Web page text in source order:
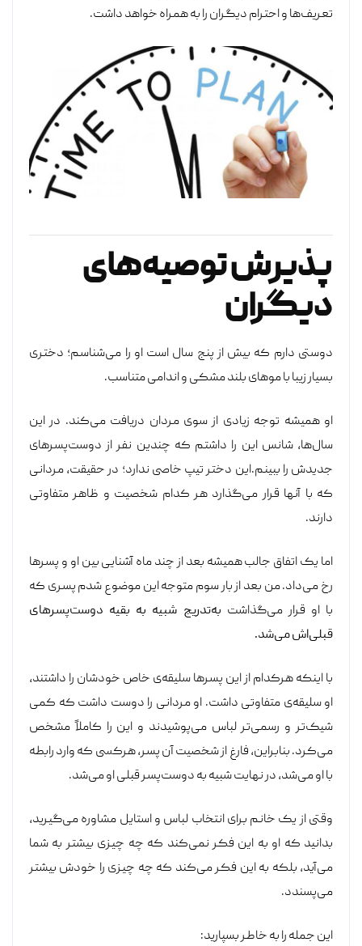
تعریف‌ها و احترام دیگران را به همراه خواهد داشت.
پذیرش توصیه‌های
دیگران
دوستی دارم که بیش از پنج سال است او را می‌شناسم؛ دختری
بسیار زیبا با موهای بلند مشکی و اندامی متناسب.
او همیشه توجه زیادی از سوی مردان دریافت می‌کند. در این
سال‌ها، شانس این را داشتم که چندین نفر از دوست‌پسرهای
جدیدش را ببینم.این دختر تیپ خاصی ندارد؛ در حقیقت، مردانی
که با آنها قرار می‌گذارد هر کدام شخصیت و ظاهر متفاوتی
دارند.
اما یک اتفاق جالب همیشه بعد از چند ماه آشنایی بین او و پسرها
رخ می‌داد. من بعد از بار سوم متوجه این موضوع شدم پسری که
با او قرار می‌گذاشت به‌تدریج شبیه به بقیه دوست‌پسرهای
قبلی‌اش می‌شد.
با اینکه هرکدام از این پسرها سلیقه‌ی خاص خودشان را داشتند،
او سلیقه‌ی متفاوتی داشت. او مردانی را دوست داشت که کمی
شیک‌تر و رسمی‌تر لباس می‌پوشیدند و این را کاملاً مشخص
می‌کرد. بنابراین، فارغ از شخصیت آن پسر، هرکسی که وارد رابطه
با او می‌شد، در نهایت شبیه به دوست‌پسر قبلی او می‌شد.
وقتی از یک خانم برای انتخاب لباس و استایل مشاوره می‌گیرید،
بدانید که او به این فکر نمی‌کند که چه چیزی بیشتر به شما
می‌آید، بلکه به این فکر می‌کند که چه چیزی را خودش بیشتر
می‌پسندد.
این جمله را به خاطر بسپارید: